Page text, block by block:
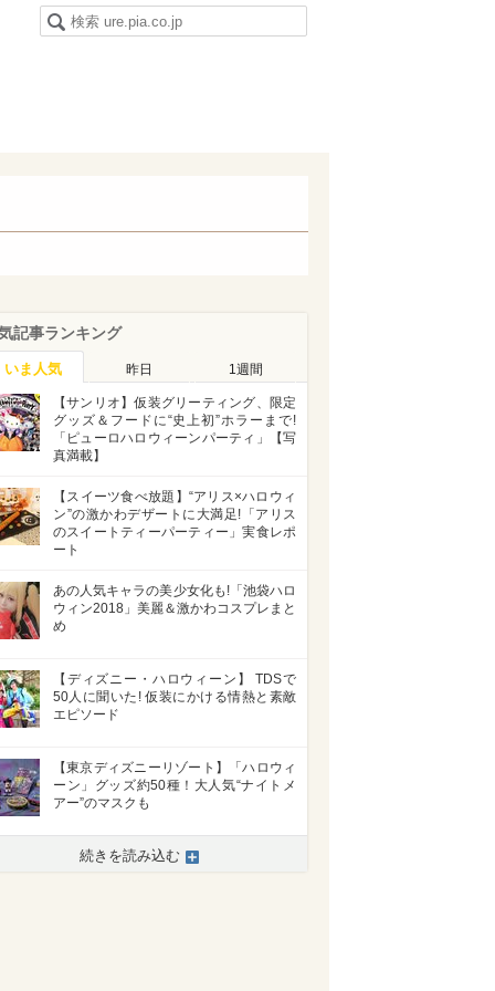
記事ランキング
いま人気 昨日 1週間
【サンリオ】仮装グリーティング、限定
グッズ＆フードに“史上初”ホラーまで!
「ピューロハロウィーンパーティ」【写
真満載】
【スイーツ食べ放題】“アリス×ハロウィ
ン”の激かわデザートに大満足!「アリス
のスイートティーパーティー」実食レポ
ート
あの人気キャラの美少女化も!「池袋ハロ
ウィン2018」美麗＆激かわコスプレまと
め
【ディズニー・ハロウィーン】 TDSで
50人に聞いた! 仮装にかける情熱と素敵
エピソード
【東京ディズニーリゾート】「ハロウィ
ーン」グッズ約50種！大人気“ナイトメ
アー”のマスクも
続きを読み込む